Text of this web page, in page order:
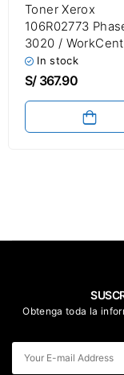
Toner Xerox
106R02773
3020 /
3025 Black 1,500
Páginas
In stock
S/367.90
Obtenga toda la